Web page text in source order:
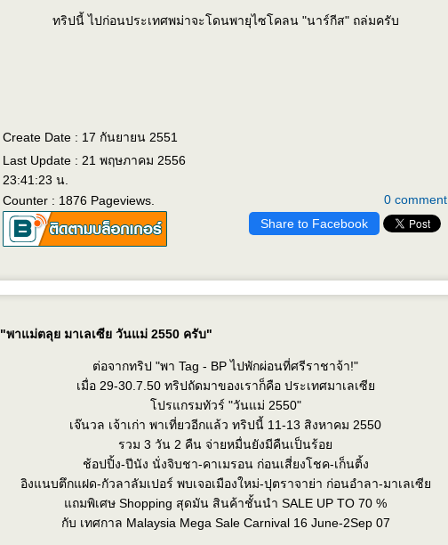
ทริปนี้ ไปก่อนประเทศพม่าจะโดนพายุไซโคลน "นาร์กีส" ถล่มครับ
Create Date : 17 กันยายน 2551
0 comment
Last Update : 21 พฤษภาคม 2556
23:41:23 น.
Counter : 1876 Pageviews.
Share to Facebook
"พาแม่ตลุย มาเลเซีย วันแม่ 2550 ครับ"
ต่อจากทริป "พา Tag - BP ไปพักผ่อนที่ศรีราชาจ้า!"
เมื่อ 29-30.7.50 ทริปถัดมาของเราก็คือ ประเทศมาเลเซี
ปรแกรมทัวร์ "วันแม่ 2550"
เจ๊นวล เจ้าเก่า พาเที่ยวอีกแล้ว ทริปนี้ 11-13 สิงหาคม 2550
รวม 3 วัน 2 คืน จ่ายหมื่นยังมีคืนเป็นร้อ
ช้อปปิ้ง-ปีนัง นั่งจิบชา-คาเมรอน ก่อนเสี่ยงโชค-เก็นติ้ง
อิงแนบตึกแฝด-กัวลาลัมเปอร์ พบเจอเมืองใหม่-ปุตราจาย่า ก่อนอำลา-มาเลเซี
ถมพิเศษ Shopping สุดมัน สินค้าชั้นนำ SALE UP TO 70 %
กับ เทศกาล Malaysia Mega Sale Carnival 16 June-2Sep 07